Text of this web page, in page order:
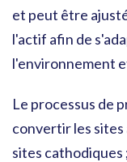
et peut être
l'actif afin de
l'environnement
Le processus de
convertir les sites
sites cathodiques